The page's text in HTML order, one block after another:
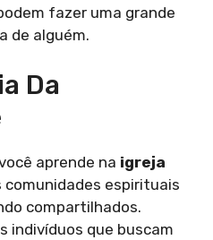
fazer uma grande
de alguém.
Da
aprende na igreja
comunidades espirituais
compartilhados.
indivíduos que buscam